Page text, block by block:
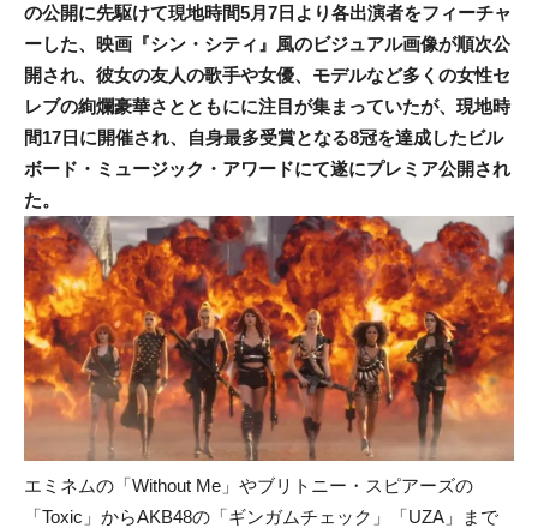
の公開に先駆けて現地時間5月7日より各出演者をフィーチャ
ーした、映画『シン・シティ』風のビジュアル画像が順次公
開され、彼女の友人の歌手や女優、モデルなど多くの女性セ
レブの絢爛豪華さとともにに注目が集まっていたが、現地時
間17日に開催され、自身最多受賞となる8冠を達成したビル
ボード・ミュージック・アワードにて遂にプレミア公開され
た。
エミネムの「Without Me」やブリトニー・スピアーズの
「Toxic」からAKB48の「ギンガムチェック」「UZA」まで